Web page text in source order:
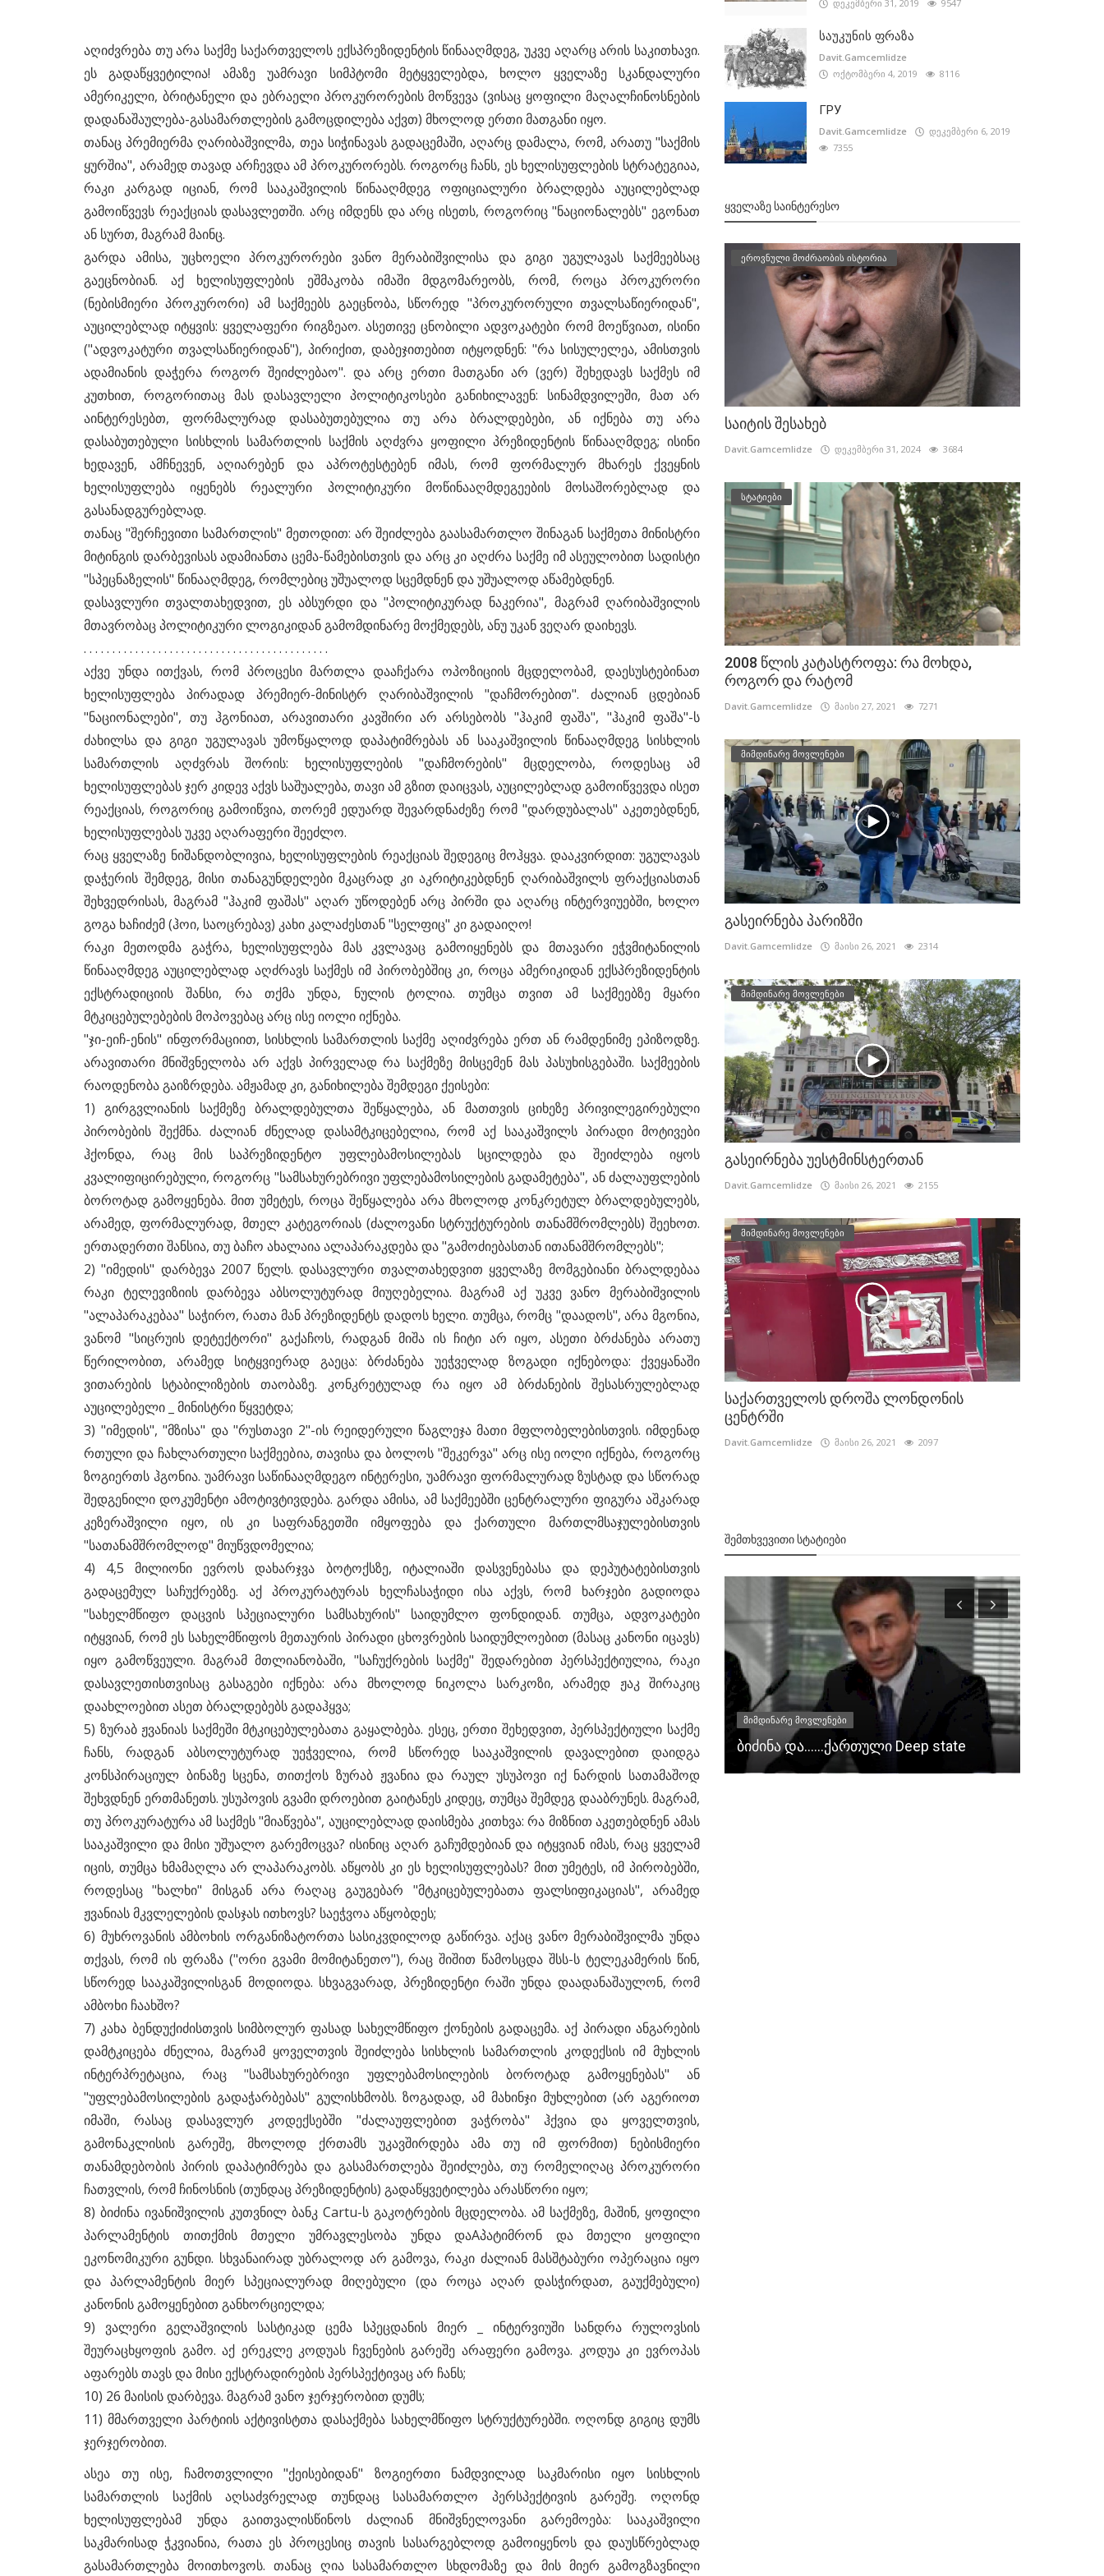
აღიძვრება თუ არა საქმე საქართველოს ექსპრეზიდენტის წინააღმდეგ, უკვე აღარც არის საკითხავი.
ეს გადაწყვეტილია! ამაზე უამრავი სიმპტომი მეტყველებდა, ხოლო ყველაზე სკანდალური
ამერიკელი, ბრიტანელი და ებრაელი პროკურორების მოწვევა (ვისაც ყოფილი მაღალჩინოსნების
დადანაშაულება-გასამართლების გამოცდილება აქვთ) მხოლოდ ერთი მათგანი იყო.
თანაც პრემიერმა ღარიბაშვილმა, თეა სიჭინავას გადაცემაში, აღარც დამალა, რომ, არათუ "საქმის
ყურშია", არამედ თავად არჩევდა ამ პროკურორებს. როგორც ჩანს, ეს ხელისუფლების სტრატეგიაა,
რაკი კარგად იციან, რომ სააკაშვილის წინააღმდეგ ოფიციალური ბრალდება აუცილებლად
გამოიწვევს რეაქციას დასავლეთში. არც იმდენს და არც ისეთს, როგორიც "ნაციონალებს" ეგონათ
ან სურთ, მაგრამ მაინც.
გარდა ამისა, უცხოელი პროკურორები ვანო მერაბიშვილისა და გიგი უგულავას საქმეებსაც
გაეცნობიან. აქ ხელისუფლების ეშმაკობა იმაში მდგომარეობს, რომ, როცა პროკურორი
(ნებისმიერი პროკურორი) ამ საქმეებს გაეცნობა, სწორედ "პროკურორული თვალსაწიერიდან",
აუცილებლად იტყვის: ყველაფერი რიგზეაო. ასეთივე ცნობილი ადვოკატები რომ მოეწვიათ, ისინი
("ადვოკატური თვალსაწიერიდან"), პირიქით, დაბეჯითებით იტყოდნენ: "რა სისულელეა, ამისთვის
ადამიანის დაჭერა როგორ შეიძლებაო". და არც ერთი მათგანი არ (ვერ) შეხედავს საქმეს იმ
კუთხით, როგორითაც მას დასავლელი პოლიტიკოსები განიხილავენ: სინამდვილეში, მათ არ
აინტერესებთ, ფორმალურად დასაბუთებულია თუ არა ბრალდებები, ან იქნება თუ არა
დასაბუთებული სისხლის სამართლის საქმის აღძვრა ყოფილი პრეზიდენტის წინააღმდეგ; ისინი
ხედავენ, ამჩნევენ, აღიარებენ და აპროტესტებენ იმას, რომ ფორმალურ მხარეს ქვეყნის
ხელისუფლება იყენებს რეალური პოლიტიკური მოწინააღმდეგეების მოსაშორებლად და
გასანადგურებლად.
თანაც "შერჩევითი სამართლის" მეთოდით: არ შეიძლება გაასამართლო შინაგან საქმეთა მინისტრი
მიტინგის დარბევისას ადამიანთა ცემა-წამებისთვის და არც კი აღძრა საქმე იმ ასეულობით სადისტი
"სპეცნაზელის" წინააღმდეგ, რომლებიც უშუალოდ სცემდნენ და უშუალოდ აწამებდნენ.
დასავლური თვალთახედვით, ეს აბსურდი და "პოლიტიკურად ნაკერია", მაგრამ ღარიბაშვილის
მთავრობაც პოლიტიკური ლოგიკიდან გამომდინარე მოქმედებს, ანუ უკან ვეღარ დაიხევს.
. . . . . . . . . . . . . . . . . . . . . . . . . . . . . . . . . . . . . . . . . . .
აქვე უნდა ითქვას, რომ პროცესი მართლა დააჩქარა ოპოზიციის მცდელობამ, დაესუსტებინათ
ხელისუფლება პირადად პრემიერ-მინისტრ ღარიბაშვილის "დაჩმორებით". ძალიან ცდებიან
"ნაციონალები", თუ ჰგონიათ, არავითარი კავშირი არ არსებობს "ჰაკიმ ფაშა", "ჰაკიმ ფაშა"-ს
ძახილსა და გიგი უგულავას უმოწყალოდ დაპატიმრებას ან სააკაშვილის წინააღმდეგ სისხლის
სამართლის აღძვრას შორის: ხელისუფლების "დაჩმორების" მცდელობა, როდესაც ამ
ხელისუფლებას ჯერ კიდევ აქვს საშუალება, თავი ამ გზით დაიცვას, აუცილებლად გამოიწვევდა ისეთ
რეაქციას, როგორიც გამოიწვია, თორემ ედუარდ შევარდნაძეზე რომ "დარდუბალას" აკეთებდნენ,
ხელისუფლებას უკვე აღარაფერი შეეძლო.
რაც ყველაზე ნიშანდობლივია, ხელისუფლების რეაქციას შედეგიც მოჰყვა. დააკვირდით: უგულავას
დაჭერის შემდეგ, მისი თანაგუნდელები მკაცრად კი აკრიტიკებდნენ ღარიბაშვილს ფრაქციასთან
შეხვედრისას, მაგრამ "ჰაკიმ ფაშას" აღარ უწოდებენ არც პირში და აღარც ინტერვიუებში, ხოლო
გოგა ხაჩიძემ (ჰოი, საოცრებავ) კახი კალაძესთან "სელფიც" კი გადაიღო!
რაკი მეთოდმა გაჭრა, ხელისუფლება მას კვლავაც გამოიყენებს და მთავარი ეჭვმიტანილის
წინააღმდეგ აუცილებლად აღძრავს საქმეს იმ პირობებშიც კი, როცა ამერიკიდან ექსპრეზიდენტის
ექსტრადიციის შანსი, რა თქმა უნდა, ნულის ტოლია. თუმცა თვით ამ საქმეებზე მყარი
მტკიცებულებების მოპოვებაც არც ისე იოლი იქნება.
"ჯი-ეიჩ-ენის" ინფორმაციით, სისხლის სამართლის საქმე აღიძვრება ერთ ან რამდენიმე ეპიზოდზე.
არავითარი მნიშვნელობა არ აქვს პირველად რა საქმეზე მისცემენ მას პასუხისგებაში. საქმეების
რაოდენობა გაიზრდება. ამჟამად კი, განიხილება შემდეგი ქეისები:
1) გირგვლიანის საქმეზე ბრალდებულთა შეწყალება, ან მათთვის ციხეზე პრივილეგირებული
პირობების შექმნა. ძალიან ძნელად დასამტკიცებელია, რომ აქ სააკაშვილს პირადი მოტივები
ჰქონდა, რაც მის საპრეზიდენტო უფლებამოსილებას სცილდება და შეიძლება იყოს
კვალიფიცირებული, როგორც "სამსახურებრივი უფლებამოსილების გადამეტება", ან ძალაუფლების
ბოროტად გამოყენება. მით უმეტეს, როცა შეწყალება არა მხოლოდ კონკრეტულ ბრალდებულებს,
არამედ, ფორმალურად, მთელ კატეგორიას (ძალოვანი სტრუქტურების თანამშრომლებს) შეეხოთ.
ერთადერთი შანსია, თუ ბაჩო ახალაია ალაპარაკდება და "გამოძიებასთან ითანამშრომლებს";
2) "იმედის" დარბევა 2007 წელს. დასავლური თვალთახედვით ყველაზე მომგებიანი ბრალდებაა
რაკი ტელევიზიის დარბევა აბსოლუტურად მიუღებელია. მაგრამ აქ უკვე ვანო მერაბიშვილის
"ალაპარაკებაა" საჭირო, რათა მან პრეზიდენტს დადოს ხელი. თუმცა, რომც "დაადოს", არა მგონია,
ვანომ "სიცრუის დეტექტორი" გაქაჩოს, რადგან მიშა ის ჩიტი არ იყო, ასეთი ბრძანება არათუ
წერილობით, არამედ სიტყვიერად გაეცა: ბრძანება უეჭველად ზოგადი იქნებოდა: ქვეყანაში
ვითარების სტაბილიზების თაობაზე. კონკრეტულად რა იყო ამ ბრძანების შესასრულებლად
აუცილებელი _ მინისტრი წყვეტდა;
3) "იმედის", "მზისა" და "რუსთავი 2"-ის რეიდერული წაგლეჯა მათი მფლობელებისთვის. იმდენად
რთული და ჩახლართული საქმეებია, თავისა და ბოლოს "შეკერვა" არც ისე იოლი იქნება, როგორც
ზოგიერთს ჰგონია. უამრავი საწინააღმდეგო ინტერესი, უამრავი ფორმალურად ზუსტად და სწორად
შედგენილი დოკუმენტი ამოტივტივდება. გარდა ამისა, ამ საქმეებში ცენტრალური ფიგურა აშკარად
კეზერაშვილი იყო, ის კი საფრანგეთში იმყოფება და ქართული მართლმსაჯულებისთვის
"სათანამშრომლოდ" მიუწვდომელია;
4) 4,5 მილიონი ევროს დახარჯვა ბოტოქსზე, იტალიაში დასვენებასა და დეპუტატებისთვის
გადაცემულ საჩუქრებზე. აქ პროკურატურას ხელჩასაჭიდი ისა აქვს, რომ ხარჯები გადიოდა
"სახელმწიფო დაცვის სპეციალური სამსახურის" საიდუმლო ფონდიდან. თუმცა, ადვოკატები
იტყვიან, რომ ეს სახელმწიფოს მეთაურის პირადი ცხოვრების საიდუმლოებით (მასაც კანონი იცავს)
იყო გამოწვეული. მაგრამ მთლიანობაში, "საჩუქრების საქმე" შედარებით პერსპექტიულია, რაკი
დასავლეთისთვისაც გასაგები იქნება: არა მხოლოდ ნიკოლა სარკოზი, არამედ ჟაკ შირაკიც
დაახლოებით ასეთ ბრალდებებს გადაჰყვა;
5) ზურაბ ჟვანიას საქმეში მტკიცებულებათა გაყალბება. ესეც, ერთი შეხედვით, პერსპექტიული საქმე
ჩანს, რადგან აბსოლუტურად უეჭველია, რომ სწორედ სააკაშვილის დავალებით დაიდგა
კონსპირაციულ ბინაზე სცენა, თითქოს ზურაბ ჟვანია და რაულ უსუპოვი იქ ნარდის სათამაშოდ
შეხვდნენ ერთმანეთს. უსუპოვის გვამი დროებით გაიტანეს კიდეც, თუმცა შემდეგ დააბრუნეს. მაგრამ,
თუ პროკურატურა ამ საქმეს "მიაწვება", აუცილებლად დაისმება კითხვა: რა მიზნით აკეთებდნენ ამას
სააკაშვილი და მისი უშუალო გარემოცვა? ისინიც აღარ გაჩუმდებიან და იტყვიან იმას, რაც ყველამ
იცის, თუმცა ხმამაღლა არ ლაპარაკობს. აწყობს კი ეს ხელისუფლებას? მით უმეტეს, იმ პირობებში,
როდესაც "ხალხი" მისგან არა რაღაც გაუგებარ "მტკიცებულებათა ფალსიფიკაციას", არამედ
ჟვანიას მკვლელების დასჯას ითხოვს? საეჭვოა აწყობდეს;
6) მუხროვანის ამბოხის ორგანიზატორთა სასიკვდილოდ გაწირვა. აქაც ვანო მერაბიშვილმა უნდა
თქვას, რომ ის ფრაზა ("ორი გვამი მომიტანეთო"), რაც შიშით წამოსცდა შსს-ს ტელეკამერის წინ,
სწორედ სააკაშვილისგან მოდიოდა. სხვაგვარად, პრეზიდენტი რაში უნდა დაადანაშაულონ, რომ
ამბოხი ჩაახშო?
7) კახა ბენდუქიძისთვის სიმბოლურ ფასად სახელმწიფო ქონების გადაცემა. აქ პირადი ანგარების
დამტკიცება ძნელია, მაგრამ ყოველთვის შეიძლება სისხლის სამართლის კოდექსის იმ მუხლის
ინტერპრეტაცია, რაც "სამსახურებრივი უფლებამოსილების ბოროტად გამოყენებას" ან
"უფლებამოსილების გადაჭარბებას" გულისხმობს. ზოგადად, ამ მახინჯი მუხლებით (არ აგერიოთ
იმაში, რასაც დასავლურ კოდექსებში "ძალაუფლებით ვაჭრობა" ჰქვია და ყოველთვის,
გამონაკლისის გარეშე, მხოლოდ ქრთამს უკავშირდება ამა თუ იმ ფორმით) ნებისმიერი
თანამდებობის პირის დაპატიმრება და გასამართლება შეიძლება, თუ რომელიღაც პროკურორი
ჩათვლის, რომ ჩინოსნის (თუნდაც პრეზიდენტის) გადაწყვეტილება არასწორი იყო;
8) ბიძინა ივანიშვილის კუთვნილ ბანკ Cartu-ს გაკოტრების მცდელობა. ამ საქმეზე, მაშინ, ყოფილი
პარლამენტის თითქმის მთელი უმრავლესობა უნდა დაAპატიმრონ და მთელი ყოფილი
ეკონომიკური გუნდი. სხვანაირად უბრალოდ არ გამოვა, რაკი ძალიან მასშტაბური ოპერაცია იყო
და პარლამენტის მიერ სპეციალურად მიღებული (და როცა აღარ დასჭირდათ, გაუქმებული)
კანონის გამოყენებით განხორციელდა;
9) ვალერი გელაშვილის სასტიკად ცემა სპეცდანის მიერ _ ინტერვიუში სანდრა რულოვსის
შეურაცხყოფის გამო. აქ ერეკლე კოდუას ჩვენების გარეშე არაფერი გამოვა. კოდუა კი ევროპას
აფარებს თავს და მისი ექსტრადირების პერსპექტივაც არ ჩანს;
10) 26 მაისის დარბევა. მაგრამ ვანო ჯერჯერობით დუმს;
11) მმართველი პარტიის აქტივისტთა დასაქმება სახელმწიფო სტრუქტურებში. ოღონდ გიგიც დუმს
ჯერჯერობით.
ასეა თუ ისე, ჩამოთვლილი "ქეისებიდან" ზოგიერთი ნამდვილად საკმარისი იყო სისხლის
სამართლის საქმის აღსაძვრელად თუნდაც სასამართლო პერსპექტივის გარეშე. ოღონდ
ხელისუფლებამ უნდა გაითვალისწინოს ძალიან მნიშვნელოვანი გარემოება: სააკაშვილი
საკმარისად ჭკვიანია, რათა ეს პროცესიც თავის სასარგებლოდ გამოიყენოს და დაუსწრებლად
გასამართლება მოითხოვოს. თანაც ღია სასამართლო სხდომაზე და მის მიერ გამოგზავნილი
დეკემბერი 31, 2019
9547
საუკუნის ფრაზა
Davit.Gamcemlidze
ოქტომბერი 4, 2019
8116
ГРУ
Davit.Gamcemlidze
დეკემბერი 6, 2019
7355
ᲧᲕᲔᲚᲐᲖᲔ ᲡᲐᲘᲜᲢᲔᲠᲔᲡᲝ
ეროვნული მოძრაობის ისტორია
საიტის შესახებ
Davit.Gamcemlidze დეკემბერი 31, 2024 3684
სტატიები
2008 წლის კატასტროფა: რა მოხდა,
როგორ და რატომ
Davit.Gamcemlidze მაისი 27, 2021 7271
მიმდინარე მოვლენები
გასეირნება პარიზში
Davit.Gamcemlidze მაისი 26, 2021 2314
მიმდინარე მოვლენები
გასეირნება უესტმინსტერთან
Davit.Gamcemlidze მაისი 26, 2021 2155
მიმდინარე მოვლენები
საქართველოს დროშა ლონდონის
ცენტრში
Davit.Gamcemlidze მაისი 26, 2021 2097
ᲨᲔᲛᲗᲮᲕᲔᲕᲘᲗᲘ ᲡᲢᲐᲢᲘᲔᲑᲘ
1999
რომის პაპი გულის თრთოლვით
შეგვეყრება, - როგორ შევეყრებით ჩვენ
მას?
უკრაინა სამოქალაქო ომის ზღვარზე
მიმდინარე მოვლენები
ბიძინა და......ქართული Deep state